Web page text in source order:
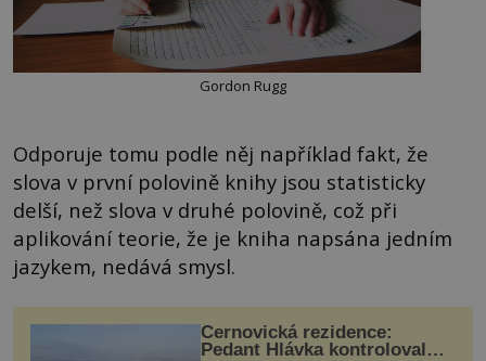
Gordon Rugg
Odporuje tomu podle něj například fakt, že
slova v první polovině knihy jsou statisticky
delší, než slova v druhé polovině, což při
aplikování teorie, že je kniha napsána jedním
jazykem, nedává smysl.
Černovická rezidence:
Pedant Hlávka kontroloval